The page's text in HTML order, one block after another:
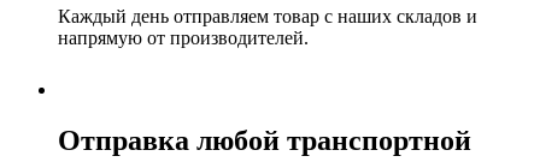
Каждый день отправляем товар с наших складов и
напрямую от производителей.
Отправка любой транспортной